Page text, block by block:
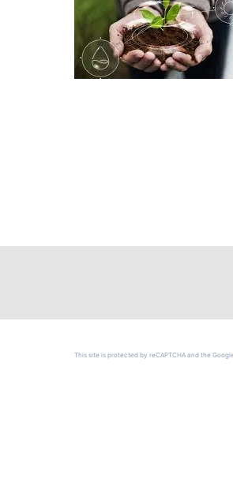
This site is protected by reCAPTCHA and the